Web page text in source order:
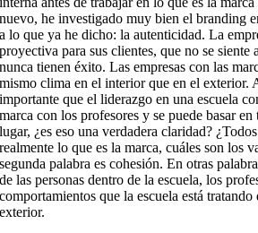
nuevo, he investigado muy bien el branding
a lo que ya he dicho: la autenticidad. La
proyectiva para sus clientes, que no se siente
nunca tienen éxito. Las empresas con las
mismo clima en el interior que en el exterior.
importante que el liderazgo en una escuela
marca con los profesores y se puede basar
lugar, ¿es eso una verdadera claridad?
realmente lo que es la marca, cuáles son los
segunda palabra es cohesión. En otras
de las personas dentro de la escuela, los
comportamientos que la escuela está
exterior.